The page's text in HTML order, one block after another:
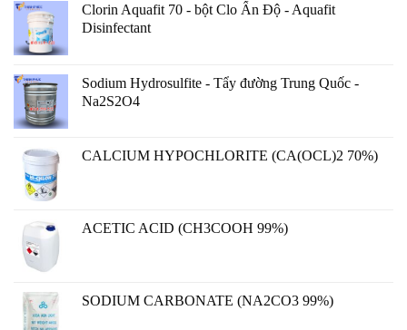
Clorin Aquafit 70 - bột Clo Ấn Độ - Aquafit
Disinfectant
Sodium Hydrosulfite - Tẩy đường Trung Quốc -
Na2S2O4
CALCIUM HYPOCHLORITE (CA(OCL)2 70%)
ACETIC ACID (CH3COOH 99%)
SODIUM CARBONATE (NA2CO3 99%)